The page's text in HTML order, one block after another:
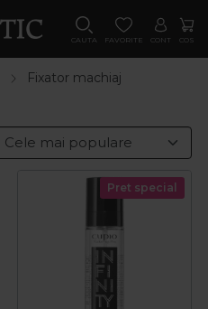
CAUTA FAVORITE CONT COS
Fixator machiaj
Pret special